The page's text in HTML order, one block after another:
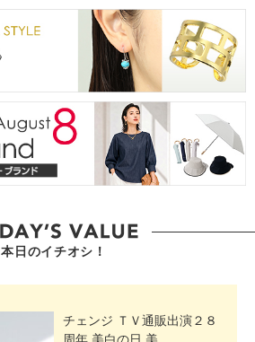
本日のイチオシ！
チェンジ ＴＶ通販出演２８